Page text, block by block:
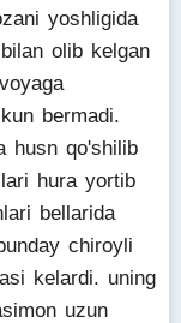
yoshligida
olib kelgan
bermadi.
husn qo'shilib
hura yortib
bellarida
chiroyli
kelardi. uning
uzun